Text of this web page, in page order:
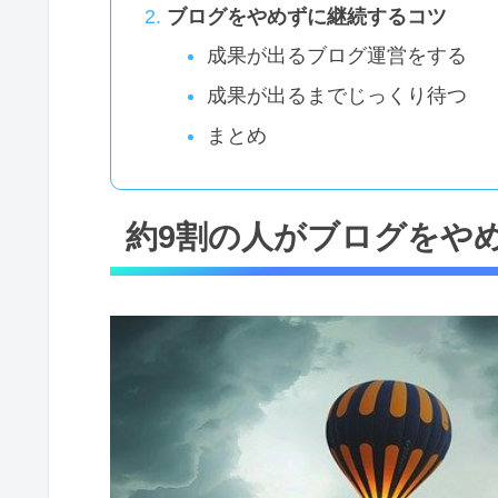
ブログをやめずに継続するコツ
成果が出るブログ運営をする
成果が出るまでじっくり待つ
まとめ
約9割の人がブログをや